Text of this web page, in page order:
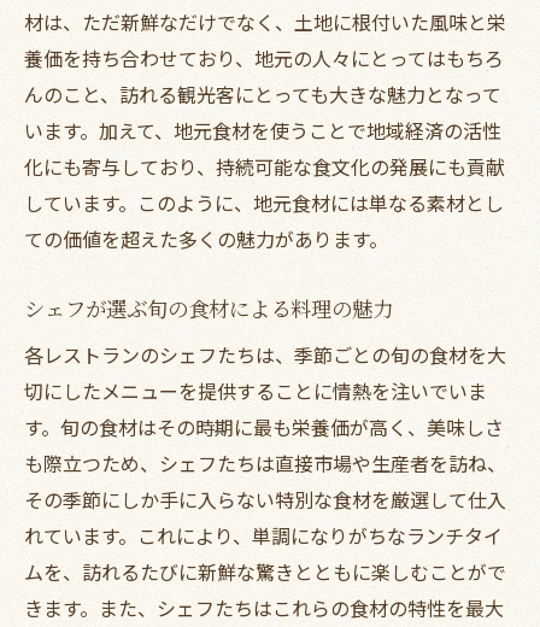
材は、ただ新鮮なだけでなく、土地に根付いた風味と栄
養価を持ち合わせており、地元の人々にとってはもちろ
んのこと、訪れる観光客にとっても大きな魅力となって
います。加えて、地元食材を使うことで地域経済の活性
化にも寄与しており、持続可能な食文化の発展にも貢献
しています。このように、地元食材には単なる素材とし
ての価値を超えた多くの魅力があります。
シェフが選ぶ旬の食材による料理の魅力
各レストランのシェフたちは、季節ごとの旬の食材を大
切にしたメニューを提供することに情熱を注いでいま
す。旬の食材はその時期に最も栄養価が高く、美味しさ
も際立つため、シェフたちは直接市場や生産者を訪ね、
その季節にしか手に入らない特別な食材を厳選して仕入
れています。これにより、単調になりがちなランチタイ
ムを、訪れるたびに新鮮な驚きとともに楽しむことがで
きます。また、シェフたちはこれらの食材の特性を最大